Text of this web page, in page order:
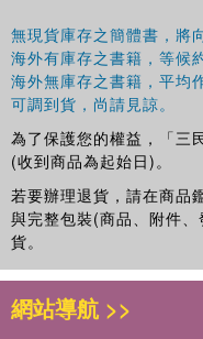
無現貨庫存之簡體書，將
海外有庫存之書籍，等候
海外無庫存之書籍，平均
可調到貨，尚請見諒。
為了保護您的權益，「三
(收到商品為起始日)。
若要辦理退貨，請在商品
與完整包裝(商品、附件
貨。
網站導航 >>